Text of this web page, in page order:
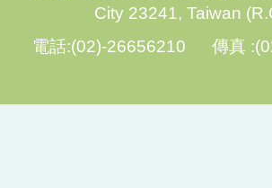
City 23241, Taiwan
電話:(02)-26656210 傳真